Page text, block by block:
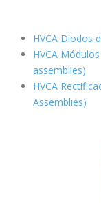
HVCA Diodos
HVCA
assemblies)
HVCA
Assemblies)